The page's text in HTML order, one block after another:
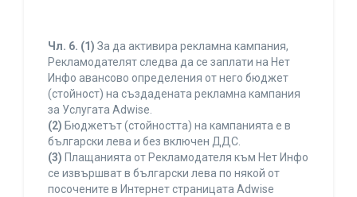
Чл. 6. (1) За да активира рекламна кампания,
Рекламодателят следва да се заплати на Нет
Инфо авансово определения от него бюджет
(стойност) на създадената рекламна кампания
за Услугата Adwise.
(2) Бюджетът (стойността) на кампанията е в
български лева и без включен ДДС.
(3) Плащанията от Рекламодателя към Нет Инфо
се извършват в български лева по някой от
посочените в Интернет страницата Adwise